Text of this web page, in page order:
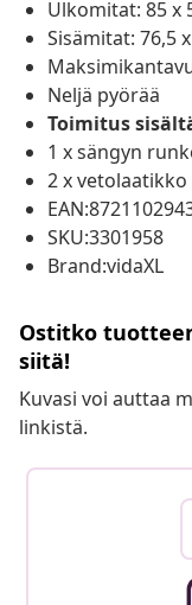
Ulkomitat: 85 x
Sisämitat: 76,5
Neljä pyörää
Toimitus
1 x sängyn
2 x vetolaatikko
SKU:3301958
Brand:vidaXL
Ostitko
siitä!
Kuvasi voi auttaa
linkistä.